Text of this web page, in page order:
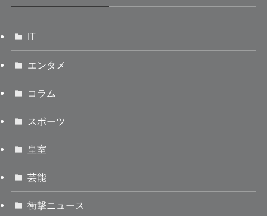
IT
エンタメ
コラム
スポーツ
皇室
芸能
衝撃ニュース